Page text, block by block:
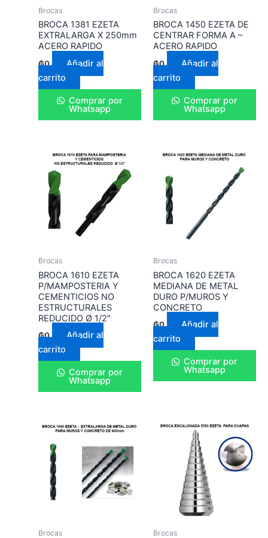
Brocas
BROCA 1381 EZETA
EXTRALARGA X 250mm
ACERO RAPIDO
₲0
Añadir al
carrito
Comprar por
Whatsapp
Brocas
BROCA 1450 EZETA DE
CENTRAR FORMA A –
ACERO RAPIDO
₲0
Añadir al
carrito
Comprar por
Whatsapp
Brocas
BROCA 1610 EZETA
P/MAMPOSTERIA Y
CEMENTICIOS NO
ESTRUCTURALES
REDUCIDO Ø 1/2″
₲0
Añadir al
carrito
Comprar por
Whatsapp
Brocas
BROCA 1620 EZETA
MEDIANA DE METAL
DURO P/MUROS Y
CONCRETO
₲0
Añadir al
carrito
Comprar por
Whatsapp
Brocas Brocas